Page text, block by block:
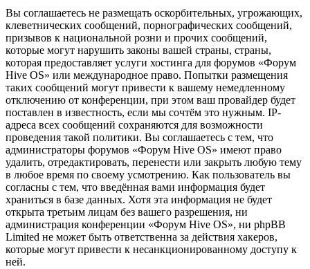
Вы соглашаетесь не размещать оскорбительных, угрожающих,
клеветнических сообщений, порнографических сообщений,
призывов к национальной розни и прочих сообщений,
которые могут нарушить законы вашей страны, страны,
которая предоставляет услуги хостинга для форумов «Форум
Hive OS» или международное право. Попытки размещения
таких сообщений могут привести к вашему немедленному
отключению от конференции, при этом ваш провайдер будет
поставлен в известность, если мы сочтём это нужным. IP-
адреса всех сообщений сохраняются для возможности
проведения такой политики. Вы соглашаетесь с тем, что
администраторы форумов «Форум Hive OS» имеют право
удалить, отредактировать, перенести или закрыть любую тему
в любое время по своему усмотрению. Как пользователь вы
согласны с тем, что введённая вами информация будет
храниться в базе данных. Хотя эта информация не будет
открыта третьим лицам без вашего разрешения, ни
администрация конференции «Форум Hive OS», ни phpBB
Limited не может быть ответственна за действия хакеров,
которые могут привести к несанкционированному доступу к
ней.